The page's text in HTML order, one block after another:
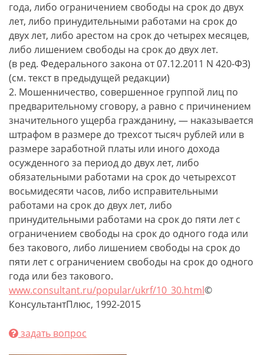
года, либо ограничением свободы на срок до двух
лет, либо принудительными работами на срок до
двух лет, либо арестом на срок до четырех месяцев,
либо лишением свободы на срок до двух лет.
(в ред. Федерального закона от 07.12.2011 N 420-ФЗ)
(см. текст в предыдущей редакции)
2. Мошенничество, совершенное группой лиц по
предварительному сговору, а равно с причинением
значительного ущерба гражданину, — наказывается
штрафом в размере до трехсот тысяч рублей или в
размере заработной платы или иного дохода
осужденного за период до двух лет, либо
обязательными работами на срок до четырехсот
восьмидесяти часов, либо исправительными
работами на срок до двух лет, либо
принудительными работами на срок до пяти лет с
ограничением свободы на срок до одного года или
без такового, либо лишением свободы на срок до
пяти лет с ограничением свободы на срок до одного
года или без такового.
www.consultant.ru/popular/ukrf/10_30.html©
КонсультантПлюс, 1992-2015
задать вопрос